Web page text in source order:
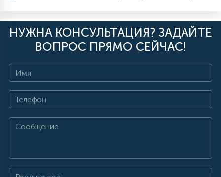
НУЖНА КОНСУЛЬТАЦИЯ? ЗАДАЙТЕ
ВОПРОС ПРЯМО СЕЙЧАС!